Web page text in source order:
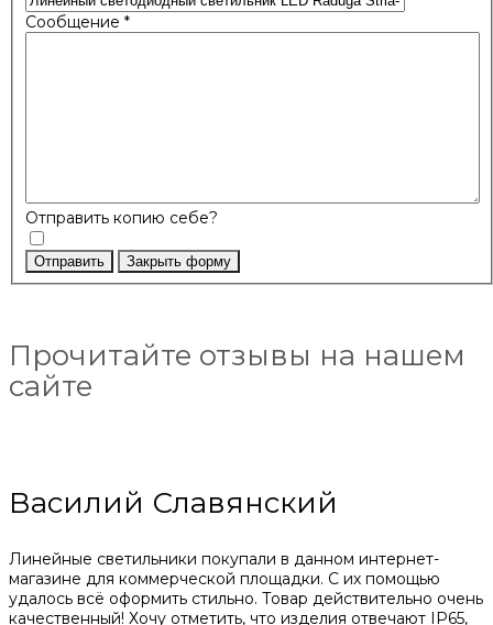
Сообщение *
Отправить копию себе?
Отправить Закрыть форму
Прочитайте отзывы на нашем
сайте
Василий Славянский
Линейные светильники покупали в данном интернет-
магазине для коммерческой площадки. С их помощью
удалось всё оформить стильно. Товар действительно очень
качественный! Хочу отметить, что изделия отвечают IP65,